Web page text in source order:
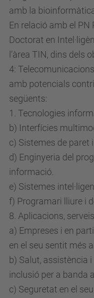
amb la
En relació amb el PN
Doctorat en
l’àrea TIN, dins dels
4:
amb potencials
següents:
1. Tecnologies
b) Interfícies
c) Sistemes de paret
d) Enginyeria del
informació.
e) Sistemes
f) Programari lliure i
8. Aplicacions,
a) Empreses i en
en el seu sentit més
b) Salut, assistència
inclusió per a banda
c) Seguretat en el